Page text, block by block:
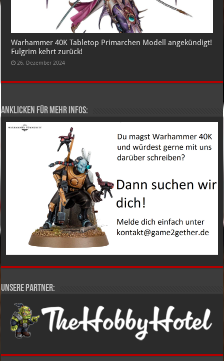
Warhammer 40K Tabletop Primarchen Modell angekündigt!
Fulgrim kehrt zurück!
26. Dezember 2024
Anklicken für mehr Infos:
Unsere Partner: